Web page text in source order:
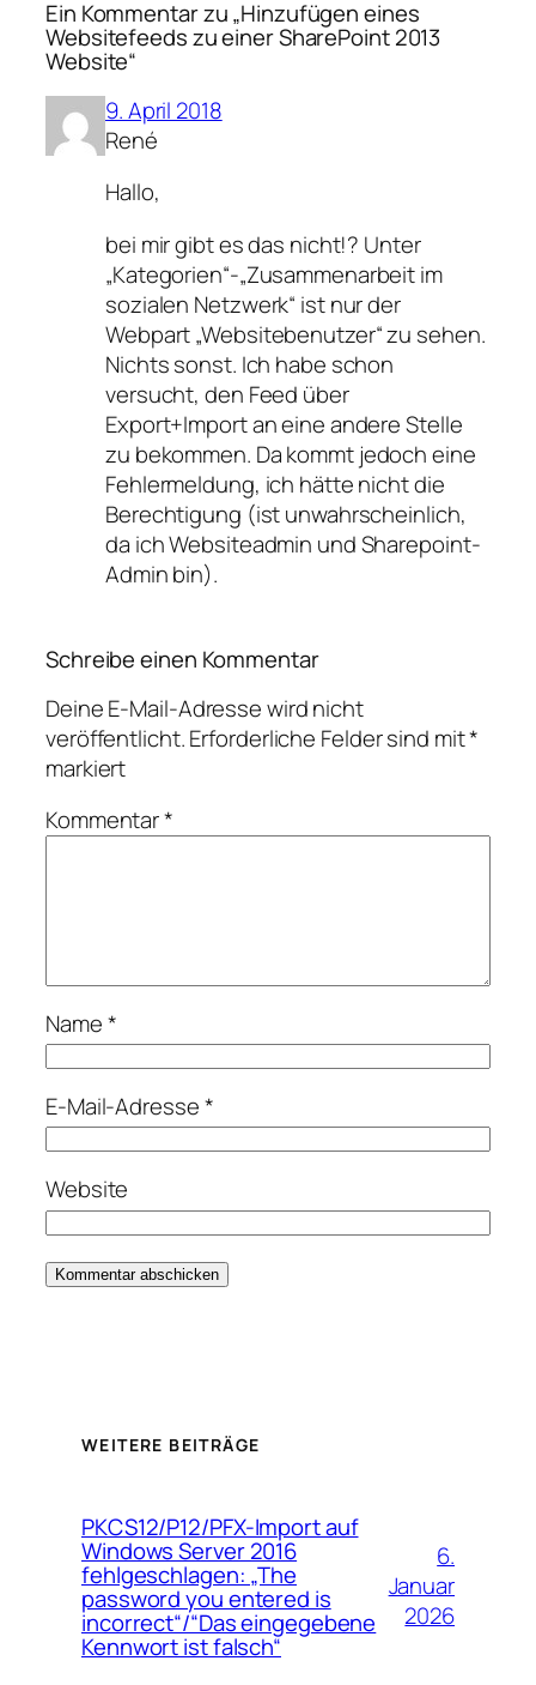
Ein Kommentar zu „Hinzufügen eines
Websitefeeds zu einer SharePoint 2013
Website“
9. April 2018
René
Hallo,
bei mir gibt es das nicht!? Unter
„Kategorien“-„Zusammenarbeit im
sozialen Netzwerk“ ist nur der
Webpart „Websitebenutzer“ zu sehen.
Nichts sonst. Ich habe schon
versucht, den Feed über
Export+Import an eine andere Stelle
zu bekommen. Da kommt jedoch eine
Fehlermeldung, ich hätte nicht die
Berechtigung (ist unwahrscheinlich,
da ich Websiteadmin und Sharepoint-
Admin bin).
Schreibe einen Kommentar
Deine E-Mail-Adresse wird nicht
veröffentlicht.Erforderliche Felder sind mit*
markiert
Kommentar*
Name*
E-Mail-Adresse*
Website
WEITERE BEITRÄGE
PKCS12/P12/PFX-Import auf
Windows Server 2016
fehlgeschlagen: „The
password you entered is
incorrect“/“Das eingegebene
Kennwort ist falsch“
6.
Januar
2026